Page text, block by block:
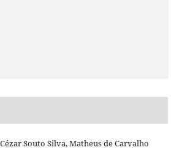
Souto Silva, Matheus de Carvalho